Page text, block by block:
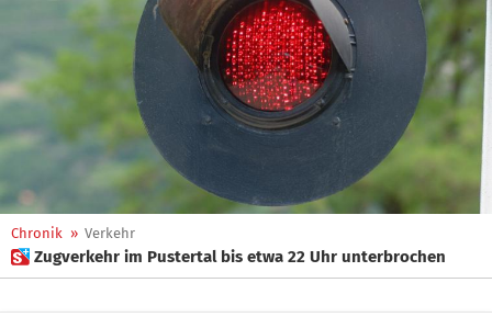
Chronik » Verkehr
 Zugverkehr im Pustertal bis etwa 22 Uhr unterbrochen